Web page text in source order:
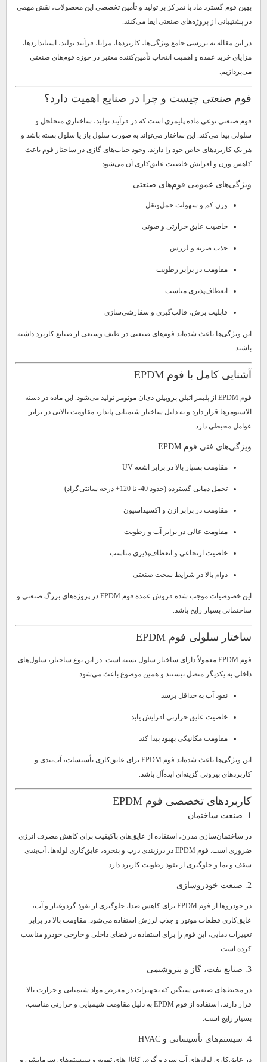
بهین فوم گسترد ماد با تمرکز بر تولید و تأمین تخصصی این محصولات، نقش مهمی
در پشتیبانی از پروژه‌های صنعتی ایفا می‌کنند.
در این مقاله به بررسی جامع ویژگی‌ها، کاربردها، مزایا، فرآیند تولید، استانداردها،
مزایای خرید عمده و اهمیت انتخاب تأمین‌کننده معتبر در حوزه فوم‌های صنعتی
می‌پردازیم.
فوم صنعتی چیست و چرا در صنایع اهمیت دارد؟
فوم صنعتی نوعی ماده پلیمری است که در فرآیند تولید، ساختاری متخلخل و
سلولی پیدا می‌کند. این ساختار می‌تواند به صورت سلول باز یا سلول بسته باشد و
هر یک کاربردهای خاص خود را دارند. وجود حباب‌های گازی در ساختار فوم باعث
کاهش وزن و افزایش خاصیت عایق‌کاری آن می‌شود.
ویژگی‌های عمومی فوم‌های صنعتی
وزن کم و سهولت حمل‌ونقل
خاصیت عایق حرارتی و صوتی
جذب ضربه و لرزش
مقاومت در برابر رطوبت
انعطاف‌پذیری مناسب
قابلیت برش، قالب‌گیری و سفارشی‌سازی
این ویژگی‌ها باعث شده‌اند فوم‌های صنعتی در طیف وسیعی از صنایع کاربرد داشته
باشند.
آشنایی کامل با فوم EPDM
فوم EPDM از پلیمر اتیلن پروپیلن دی‌ان مونومر تولید می‌شود. این ماده در دسته
الاستومرها قرار دارد و به دلیل ساختار شیمیایی پایدار، مقاومت بالایی در برابر
عوامل محیطی دارد.
ویژگی‌های فنی فوم EPDM
مقاومت بسیار بالا در برابر اشعه UV
تحمل دمایی گسترده (حدود 40- تا 120+ درجه سانتی‌گراد)
مقاومت در برابر ازن و اکسیداسیون
مقاومت عالی در برابر آب و رطوبت
خاصیت ارتجاعی و انعطاف‌پذیری مناسب
دوام بالا در شرایط سخت صنعتی
این خصوصیات موجب شده فروش عمده فوم EPDM در پروژه‌های بزرگ صنعتی و
ساختمانی بسیار رایج باشد.
ساختار سلولی فوم EPDM
فوم EPDM معمولاً دارای ساختار سلول بسته است. در این نوع ساختار، سلول‌های
داخلی به یکدیگر متصل نیستند و همین موضوع باعث می‌شود:
نفوذ آب به حداقل برسد
خاصیت عایق حرارتی افزایش یابد
مقاومت مکانیکی بهبود پیدا کند
این ویژگی‌ها باعث شده‌اند فوم EPDM برای عایق‌کاری تأسیسات، آب‌بندی و
کاربردهای بیرونی گزینه‌ای ایده‌آل باشد.
کاربردهای تخصصی فوم EPDM
1. صنعت ساختمان
در ساختمان‌سازی مدرن، استفاده از عایق‌های باکیفیت برای کاهش مصرف انرژی
ضروری است. فوم EPDM در درزبندی درب و پنجره، عایق‌کاری لوله‌ها، آب‌بندی
سقف و نما و جلوگیری از نفوذ رطوبت کاربرد دارد.
2. صنعت خودروسازی
در خودروها از فوم EPDM برای کاهش صدا، جلوگیری از نفوذ گردوغبار و آب،
عایق‌کاری قطعات موتور و جذب لرزش استفاده می‌شود. مقاومت بالا در برابر
تغییرات دمایی، این فوم را برای استفاده در فضای داخلی و خارجی خودرو مناسب
کرده است.
3. صنایع نفت، گاز و پتروشیمی
در محیط‌های صنعتی سنگین که تجهیزات در معرض مواد شیمیایی و حرارت بالا
قرار دارند، استفاده از فوم EPDM به دلیل مقاومت شیمیایی و حرارتی مناسب،
بسیار رایج است.
4. سیستم‌های تأسیساتی و HVAC
در عایق‌کاری لوله‌های آب سرد و گرم، کانال‌های تهویه و سیستم‌های سرمایشی و